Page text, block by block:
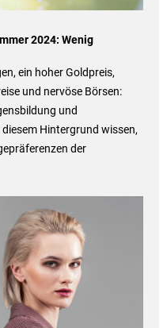
2024: Wenig
ein hoher Goldpreis,
und nervöse Börsen:
und
Hintergrund wissen,
der